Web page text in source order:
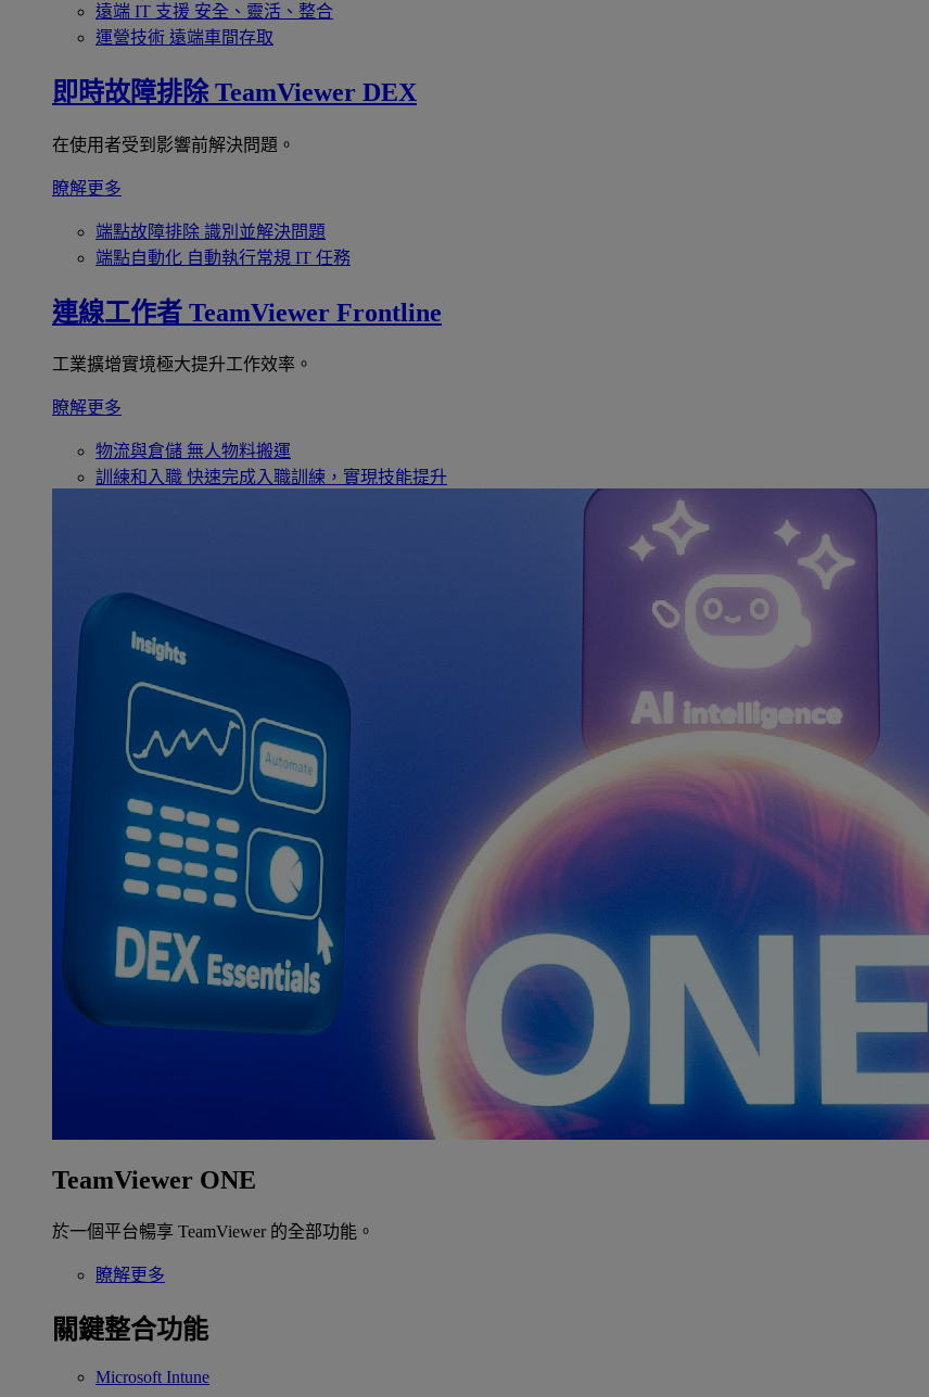
遠端 IT 支援 安全、靈活、整合
運營技術 遠端車間存取
即時故障排除 TeamViewer DEX
在使用者受到影響前解決問題。
瞭解更多
端點故障排除 識別並解決問題
端點自動化 自動執行常規 IT 任務
連線工作者 TeamViewer Frontline
工業擴增實境極大提升工作效率。
瞭解更多
物流與倉儲 無人物料搬運
訓練和入職 快速完成入職訓練，實現技能提升
TeamViewer ONE
於一個平台暢享 TeamViewer 的全部功能。
瞭解更多
關鍵整合功能
Microsoft Intune